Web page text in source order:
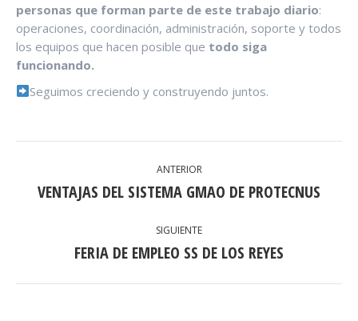
personas que forman parte de este trabajo diario:
operaciones, coordinación, administración, soporte y todos
los equipos que hacen posible que todo siga
funcionando.
Seguimos creciendo y construyendo juntos.
ENTRE
PUBLICACIONES
ANTERIOR
Publicación
VENTAJAS DEL SISTEMA GMAO DE PROTECNUS
SIGUIENTE
Publicación
FERIA DE EMPLEO SS DE LOS REYES